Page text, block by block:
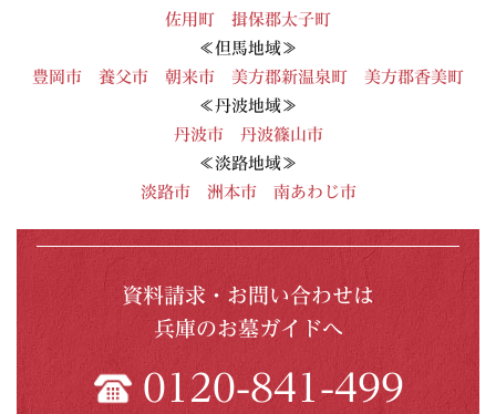
佐用町
揖保郡太子町
≪但馬地域≫
豊岡市
養父市 朝来市 美方郡新温泉町
美方郡香美町
≪丹波地域≫
丹波市
丹波篠山市
≪淡路地域≫
淡路市
洲本市 南あわじ市
資料請求・お問い合わせは
兵庫のお墓ガイドへ
0120-841-499